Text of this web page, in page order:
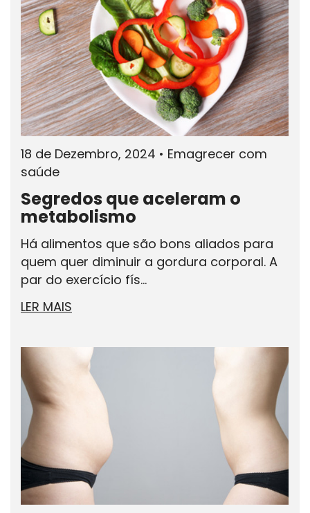
18 de Dezembro, 2024 • Emagrecer com
saúde
Segredos que aceleram o
metabolismo
Há alimentos que são bons aliados para
quem quer diminuir a gordura corporal. A
par do exercício fís...
LER MAIS